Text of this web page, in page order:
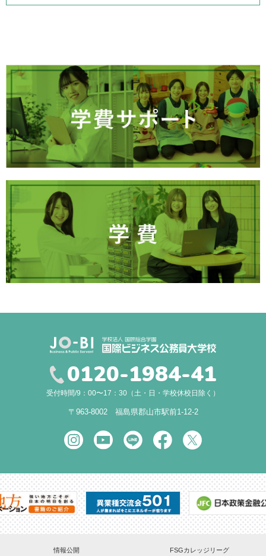
0120-1984-41
受付時間/9：00〜17：30（土・日・学校休校日除く）
〒963-8002 福島県郡山市駅前1-12-2
情報公開 FSGカレッジリーグ